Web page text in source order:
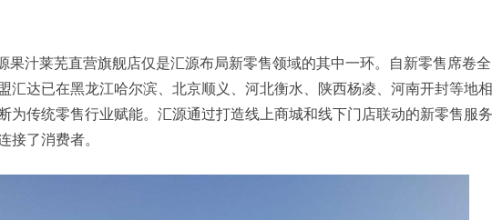
果汁莱芜直营旗舰店仅是汇源布局新零售领域的其中一环。自新零售席卷
汇达已在黑龙江哈尔滨、北京顺义、河北衡水、陕西杨凌、河南开封等地
为传统零售行业赋能。汇源通过打造线上商城和线下门店联动的新零售服
接了消费者。